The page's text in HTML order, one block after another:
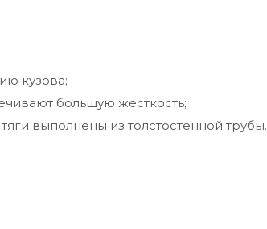
кузова;
большую жесткость;
выполнены из толстостенной трубы.